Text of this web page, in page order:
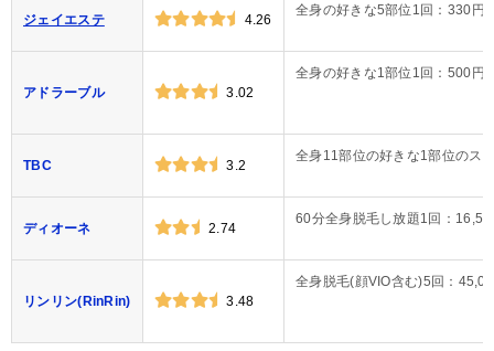
ジェイエステ 4.26
全身の好きな5部位1回：330円
アドラーブル 3.02
全身の好きな1部位1回：500円
TBC 3.2
全身11部位の好きな1部位のス
ディオーネ 2.74
60分全身脱毛し放題1回：
リンリン(RinRin) 3.48
全身脱毛(顔VIO含む)5回：